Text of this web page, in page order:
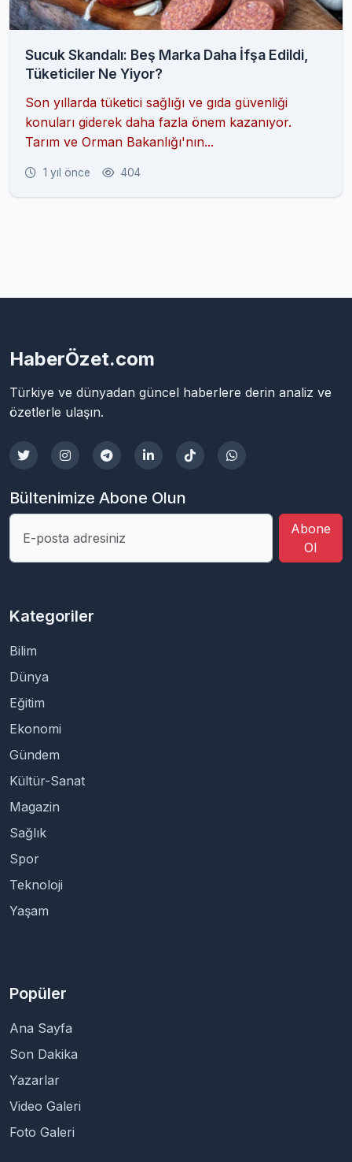
Sucuk Skandalı: Beş Marka Daha İfşa Edildi,
Tüketiciler Ne Yiyor?
Son yıllarda tüketici sağlığı ve gıda güvenliği
konuları giderek daha fazla önem kazanıyor.
Tarım ve Orman Bakanlığı'nın...
1 yıl önce 404
HaberÖzet.com
Türkiye ve dünyadan güncel haberlere derin analiz ve
özetlerle ulaşın.
Bültenimize Abone Olun
Abone
Ol
Kategoriler
Bilim
Dünya
Eğitim
Ekonomi
Gündem
Kültür-Sanat
Magazin
Sağlık
Spor
Teknoloji
Yaşam
Popüler
Ana Sayfa
Son Dakika
Yazarlar
Video Galeri
Foto Galeri